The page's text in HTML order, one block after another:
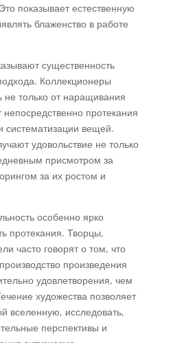
показывает естественную
блаженство в работе
существенность
Коллекционеры
не только от наращивания
непосредственно протекания
систематизации вещей.
удовольствие не только
присмотром за
за их ростом и
особенно ярко
протекания. Творцы,
часто говорят о том, что
произведения
удовлетворения, чем
художества позволяет
вселенную, исследовать,
перспективы и